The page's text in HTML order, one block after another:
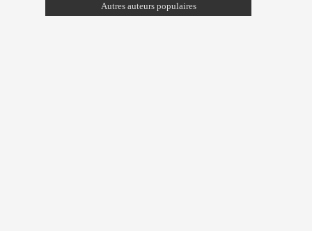
Autres auteurs populaires